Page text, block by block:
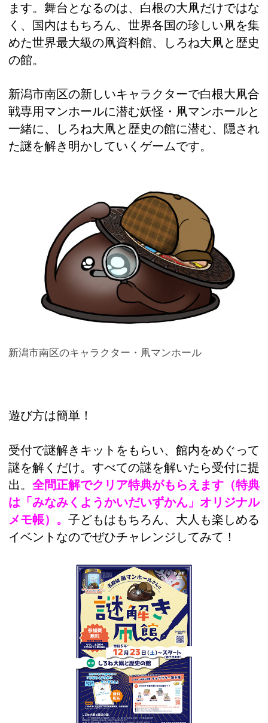
ます。舞台となるのは、白根の大凧だけではな
く、国内はもちろん、世界各国の珍しい凧を集
めた世界最大級の凧資料館、しろね大凧と歴史
の館。
新潟市南区の新しいキャラクターで白根大凧合
戦専用マンホールに潜む妖怪・凧マンホールと
一緒に、しろね大凧と歴史の館に潜む、隠され
た謎を解き明かしていくゲームです。
新潟市南区のキャラクター・凧マンホール
遊び方は簡単！
受付で謎解きキットをもらい、館内をめぐって
謎を解くだけ。すべての謎を解いたら受付に提
出。 全問正解でクリア特典がもらえます（特典
は「みなみくようかいだいずかん」オリジナル
メモ帳）。 子どもはもちろん、大人も楽しめる
イベントなのでぜひチャレンジしてみて！